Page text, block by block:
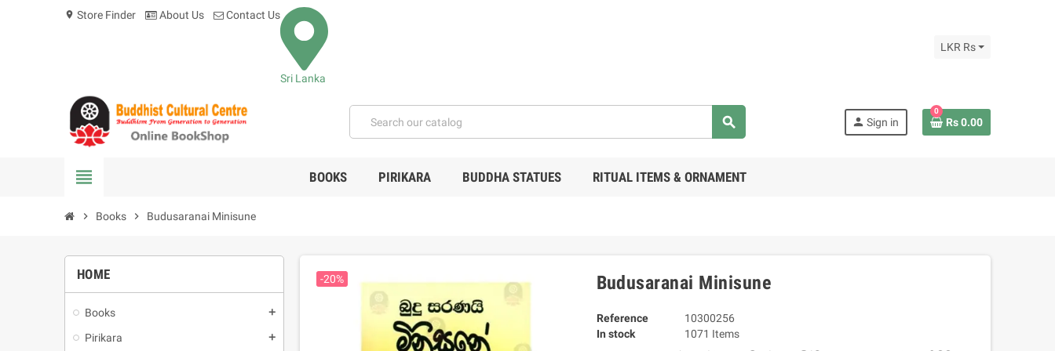
location_on Store Finder About Us Contact Us
Sri Lanka
LKR Rs
search person Sign in
0
Rs 0.00
view_headline BOOKS PIRIKARA BUDDHA STATUES RITUAL ITEMS & ORNAMENT
chevron_right Books chevron_right Budusaranai Minisune
HOME
Books add
Pirikara add
-20% Budusaranai Minisune
Reference
10300256
In stock
1071 Items